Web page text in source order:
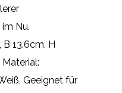
Nu.
13.6cm, H
Geeignet für